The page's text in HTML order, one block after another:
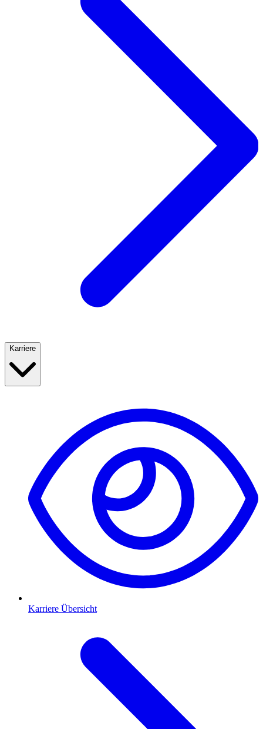
Karriere
Karriere Übersicht